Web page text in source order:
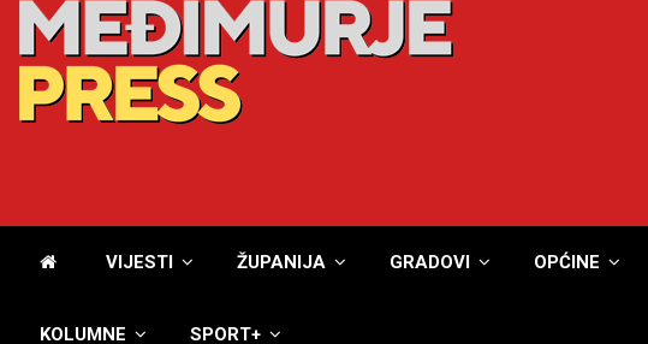
VIJESTI ŽUPANIJA GRADOVI OPĆINE
KOLUMNE SPORT+